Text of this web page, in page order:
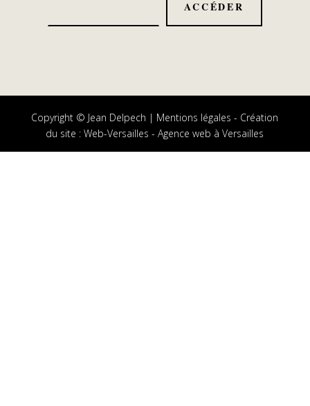
Copyright © Jean Delpech | Mentions légales - Création
du site :Web-Versailles - Agence web à Versailles